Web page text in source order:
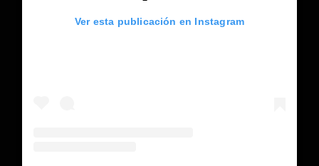
Ver esta publicación en Instagram